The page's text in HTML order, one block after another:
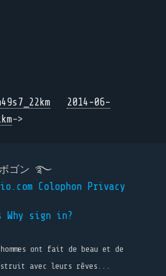
2014-06-
->
ボゴン ࿐
Colophon Privacy
Why sign in?
ont fait de beau et de
avec leurs rêves...